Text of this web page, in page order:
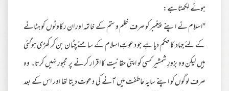
ہوئے لکھتا ہے:
''اسلام نے اپنے پیغمبر کو صرف ظلم و ستم کے خاتمہ اور ان رکاوٹوں کو ہٹانے
کے لئے جہاد کا حکم دیا ہے جو دعوتِ اسلام کے سامنے چٹان بن کر کھڑی ہوگئی
ہیں لیکن وہ بزورِ شمشیر کسی کو اپنی حقانیت کا اقرار کرنے پر مجبور نہیں کرتا۔ وہ
صرف لوگوں کو اپنے سایۂ عاطفت میں آنے کی دعوت دیتا تھا اور اس کے بعد